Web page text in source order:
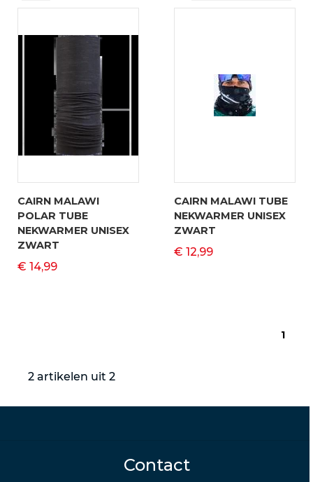
CAIRN MALAWI
POLAR TUBE
NEKWARMER UNISEX
ZWART
€ 14,99
CAIRN MALAWI TUBE
NEKWARMER UNISEX
ZWART
€ 12,99
1
2 artikelen uit 2
Contact